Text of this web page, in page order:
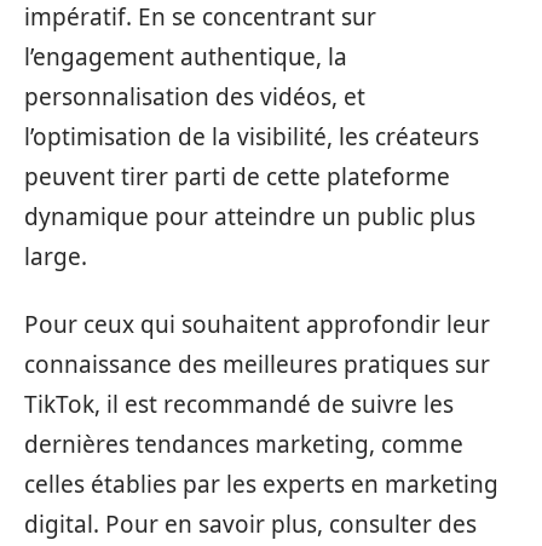
impératif. En se concentrant sur
l’engagement authentique, la
personnalisation des vidéos, et
l’optimisation de la visibilité, les créateurs
peuvent tirer parti de cette plateforme
dynamique pour atteindre un public plus
large.
Pour ceux qui souhaitent approfondir leur
connaissance des meilleures pratiques sur
TikTok, il est recommandé de suivre les
dernières tendances marketing, comme
celles établies par les experts en marketing
digital. Pour en savoir plus, consulter des